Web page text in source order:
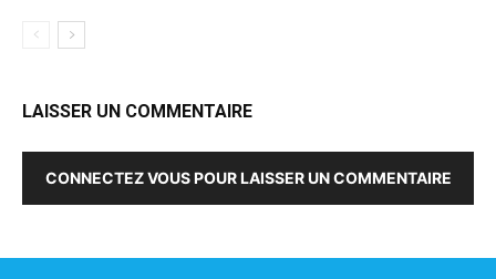
LAISSER UN COMMENTAIRE
CONNECTEZ VOUS POUR LAISSER UN COMMENTAIRE